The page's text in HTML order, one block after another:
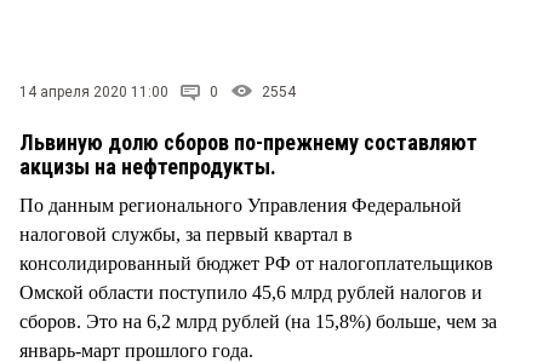
14 апреля 2020 11:00 0 2554
Львиную долю сборов по-прежнему составляют
акцизы на нефтепродукты.
По данным регионального Управления Федеральной
налоговой службы, за первый квартал в
консолидированный бюджет РФ от налогоплательщиков
Омской области поступило 45,6 млрд рублей налогов и
сборов. Это на 6,2 млрд рублей (на 15,8%) больше, чем за
январь-март прошлого года.